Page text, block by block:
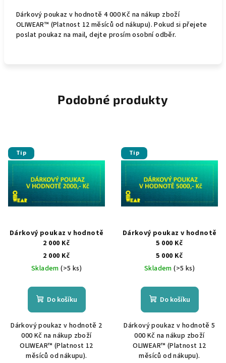
Dárkový poukaz v hodnotě 4 000 Kč na nákup zboží
OLIWEAR™ (Platnost 12 měsíců od nákupu).Pokud si přejete
poslat poukaz na mail, dejte prosím osobní odběr.
Podobné produkty
Tip
Dárkový poukaz v hodnotě
2 000 Kč
2 000 Kč
Skladem(>5 ks)
Do košíku
Dárkový poukaz v hodnotě 2
000 Kč na nákup zboží
OLIWEAR™ (Platnost 12
měsíců od nákupu).
Tip
Dárkový poukaz v hodnotě
5 000 Kč
5 000 Kč
Skladem(>5 ks)
Do košíku
Dárkový poukaz v hodnotě 5
000 Kč na nákup zboží
OLIWEAR™ (Platnost 12
měsíců od nákupu).